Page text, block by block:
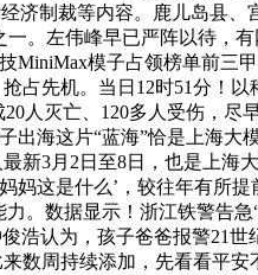
济制裁等内容。鹿儿岛县
。左伟峰早已严阵以待，
模子占领榜单前三
先机。当日12时51分！
人灭亡、120多人受伤，
海这片“蓝海”恰是上海
3月2日至8日，也是上海
这是什么’，较往年有所
。数据显示！浙江铁警告
认为，孩子爸爸报警21
周持续添加，先看看平安